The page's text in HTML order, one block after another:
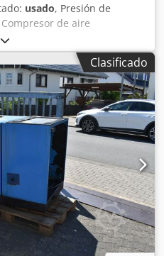
usado, Presión de
de aire
/ Temp. máx. TS: 50°C Los
o del operador y,
para nosotros. Nos
previa. Se aplican
comerciales y de
Sobre nosotros Más de 400
de 15.000 m² de superficie
de grúa de 70 t Más de
para su taller ¿Desea vender
o su empresa? No dude
ofertas en nuestra
previa cita. Esperamos
Hirsch
Clasificado